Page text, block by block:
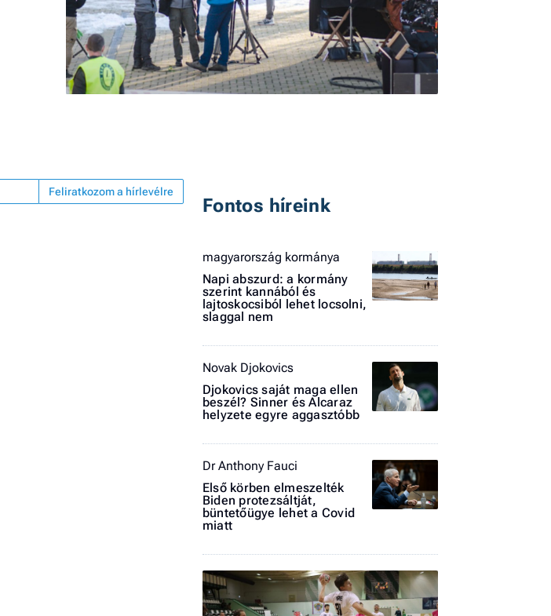
Feliratkozom a hírlevélre
Fontos híreink
magyarország kormánya
Napi abszurd: a kormány
szerint kannából és
lajtoskocsiból lehet locsolni,
slaggal nem
Novak Djokovics
Djokovics saját maga ellen
beszél? Sinner és Alcaraz
helyzete egyre aggasztóbb
Dr Anthony Fauci
Első körben elmeszelték
Biden protezsáltját,
büntetőügye lehet a Covid
miatt